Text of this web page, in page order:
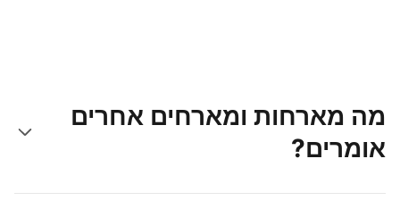
מה מארחות ומארחים אחרים
אומרים?